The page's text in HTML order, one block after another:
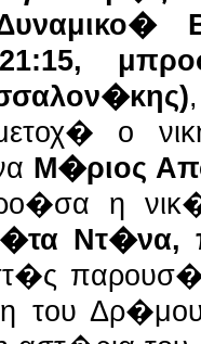
ο
Μ�ριος
η
Ντ�να,
του